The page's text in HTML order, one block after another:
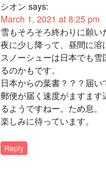
シオン says:
March 1, 2021 at 8:25 pm
雪もそろそろ終わりに願い
夜に少し降って、昼間に溶
スノーシューは日本でも雪
るのかもです。
日本からの葉書？？？届い
郵便が届く速度がますます
るようですねー。ため息。
楽しみに待っています。
Reply